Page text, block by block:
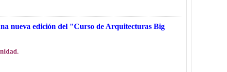
nueva edición del "Curso de Arquitecturas Big